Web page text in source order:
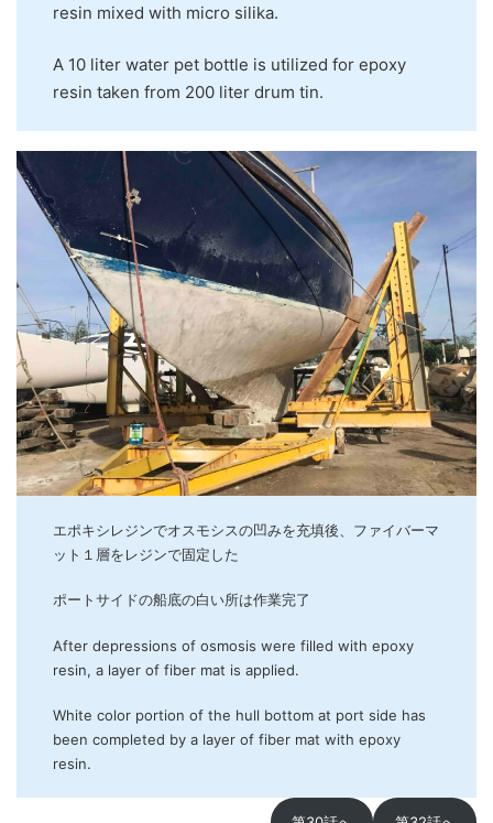
resin mixed with micro silika.
A 10 liter water pet bottle is utilized for epoxy
resin taken from 200 liter drum tin.
エポキシレジンでオスモシスの凹みを充填後、ファイバーマ
ット１層をレジンで固定した
ポートサイドの船底の白い所は作業完了
After depressions of osmosis were filled with epoxy
resin, a layer of fiber mat is applied.
White color portion of the hull bottom at port side has
been completed by a layer of fiber mat with epoxy
resin.